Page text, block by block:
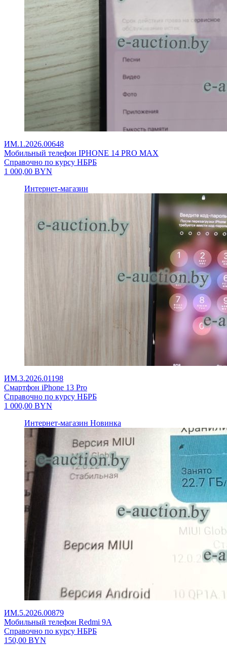
ИМ.1.2026.00648
Мобильный телефон IPHONE 14 PRO MAX
Справочно по курсу НБРБ
1 000,00 BYN
Интернет-магазин
ИМ.3.2026.01198
Смартфон iPhone 13 Pro
Справочно по курсу НБРБ
1 000,00 BYN
Интернет-магазин Новинка
ИМ.5.2026.00879
Мобильный телефон Redmi 9A
Справочно по курсу НБРБ
150,00 BYN